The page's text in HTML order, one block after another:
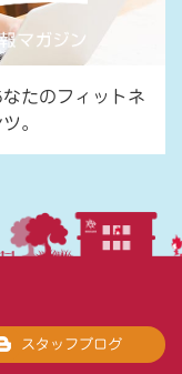
たのフィットネ
。
スタッフブログ